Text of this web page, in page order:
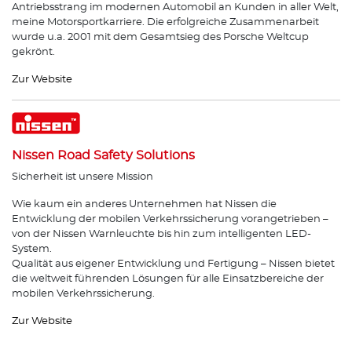
Antriebsstrang im modernen Automobil an Kunden in aller Welt,
meine Motorsportkarriere. Die erfolgreiche Zusammenarbeit
wurde u.a. 2001 mit dem Gesamtsieg des Porsche Weltcup
gekrönt.
Zur Website
Nissen Road Safety Solutions
Sicherheit ist unsere Mission
Wie kaum ein anderes Unternehmen hat Nissen die
Entwicklung der mobilen Verkehrssicherung vorangetrieben –
von der Nissen Warnleuchte bis hin zum intelligenten LED-
System.
Qualität aus eigener Entwicklung und Fertigung – Nissen bietet
die weltweit führenden Lösungen für alle Einsatzbereiche der
mobilen Verkehrssicherung.
Zur Website